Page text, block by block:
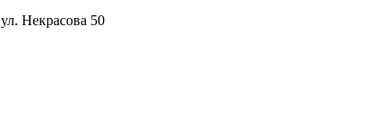
ул. Некрасова 50